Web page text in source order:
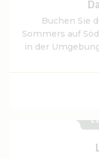
Buchen Sie
Sommers auf
in der
von den